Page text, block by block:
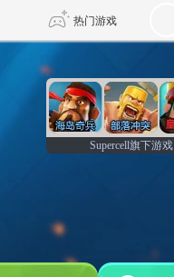
热门游戏
传奇4
Supercell旗下游戏